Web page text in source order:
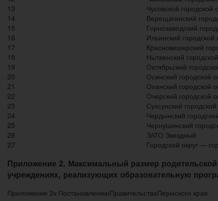
13
Чусовской городской
14
Верещагинский
15
Горнозаводский
16
Ильинский городской
17
Красновишерский
18
Нытвенский
19
Октябрьский
20
Осинский городской
21
Оханский городской
22
Очерский городской
23
Суксунский городской
24
Чердынский
25
Чернушинский
26
ЗАТО Звездный
27
Городской округ —
Приложение 2. Максимальный размер
учреждениях, реализующих образовательную
Приложение 2к ПостановлениюПравительстваПермского края